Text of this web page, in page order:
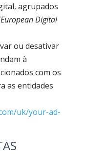
agrupados
Digital
ou desativar
à
com os
as entidades
uk/your-ad-